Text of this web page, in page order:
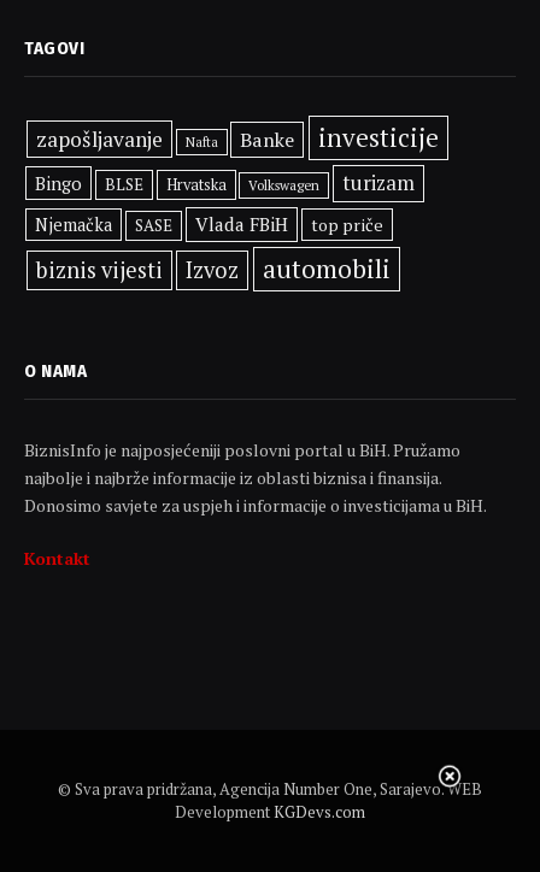
TAGOVI
zapošljavanje Nafta Banke investicije
Bingo BLSE Hrvatska Volkswagen turizam
Njemačka SASE Vlada FBiH top priče
biznis vijesti Izvoz automobili
O NAMA
BiznisInfo je najposjećeniji poslovni portal u BiH. Pružamo
najbolje i najbrže informacije iz oblasti biznisa i finansija.
Donosimo savjete za uspjeh i informacije o investicijama u BiH.
Kontakt
© Sva prava pridržana, Agencija Number One, Sarajevo. WEB
DevelopmentKGDevs.com